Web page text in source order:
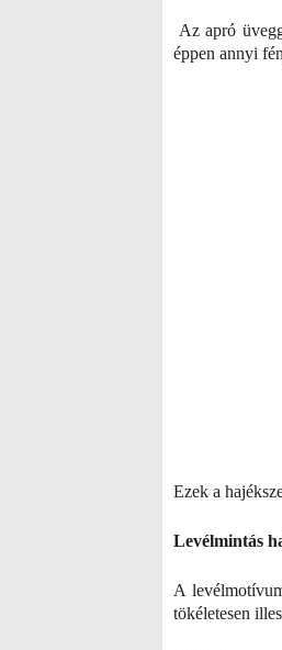
Az apró
éppen annyi
Ezek a
Levélmintás
A
tökéletesen